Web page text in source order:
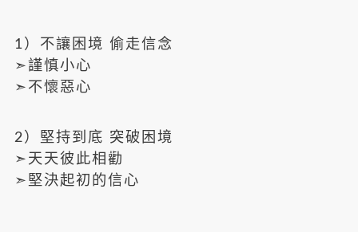
1）不讓困境 偷走信念
➣謹慎小心
➣不懷惡心
2）堅持到底 突破困境
➣天天彼此相勸
➣堅決起初的信心